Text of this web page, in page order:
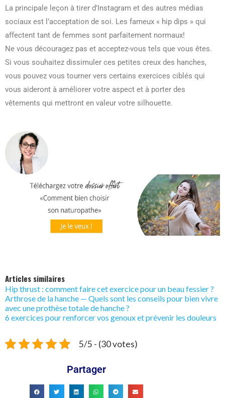
La principale leçon à tirer d’Instagram et des autres médias
sociaux est l’acceptation de soi. Les fameux « hip dips » qui
affectent tant de femmes sont parfaitement normaux!
Ne vous découragez pas et acceptez-vous tels que vous êtes.
Si vous souhaitez dissimuler ces petites creux des hanches,
vous pouvez vous tourner vers certains exercices ciblés qui
vous aideront à améliorer votre aspect et à porter des
vêtements qui mettront en valeur votre silhouette.
Articles similaires
Hip thrust : comment faire cet exercice pour un beau fessier ?
Arthrose de la hanche — Quels sont les conseils pour bien vivre
avec une prothèse totale de hanche ?
6 exercices pour renforcer vos genoux et prévenir les douleurs
5/5 - (30 votes)
Partager